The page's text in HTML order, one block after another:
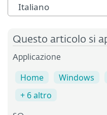
Italiano
Questo articolo si
Applicazione
Home Windows
+ 6 altro